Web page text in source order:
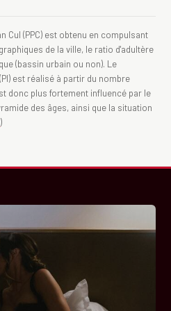
Cul (PPC) est obtenu en compulsant
de la ville, le ratio d'adultère
(bassin urbain ou non). Le
est réalisé à partir du nombre
donc plus fortement influencé par le
des âges, ainsi que la situation
)